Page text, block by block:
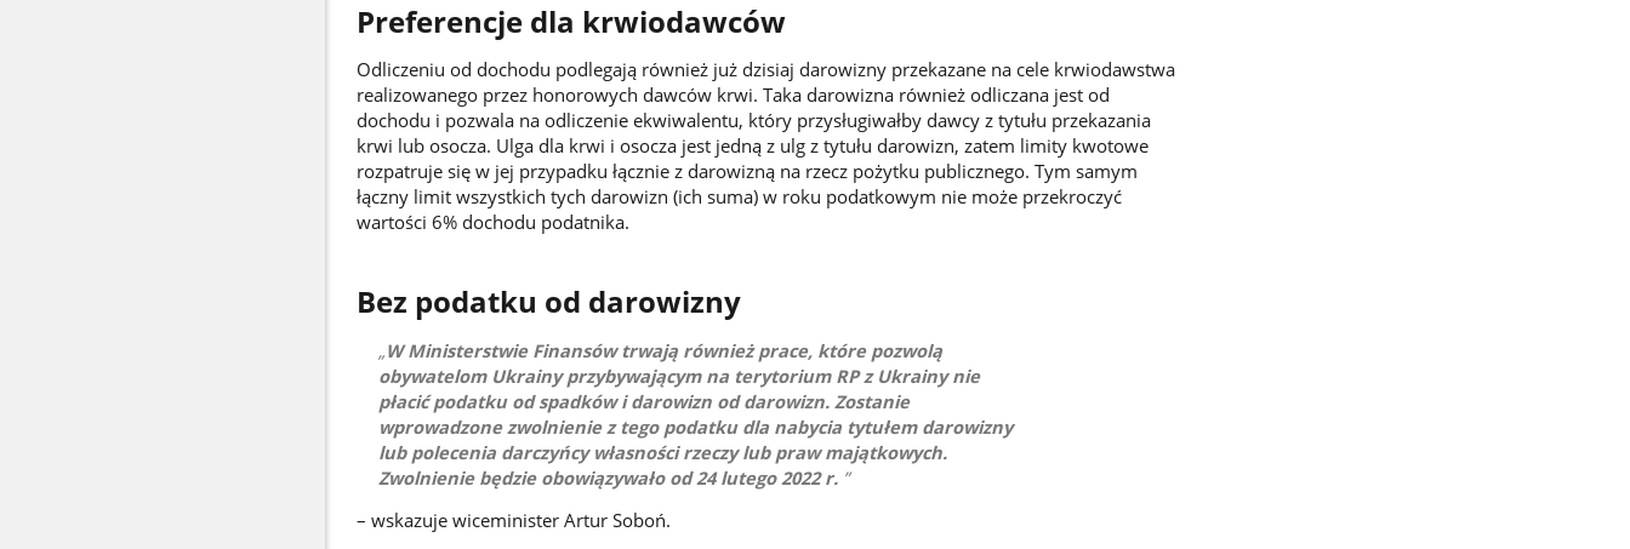
Preferencje dla krwiodawców
Odliczeniu od dochodu podlegają również już dzisiaj darowizny przekazane na cele krwiodawstwa
realizowanego przez honorowych dawców krwi. Taka darowizna również odliczana jest od
dochodu i pozwala na odliczenie ekwiwalentu, który przysługiwałby dawcy z tytułu przekazania
krwi lub osocza. Ulga dla krwi i osocza jest jedną z ulg z tytułu darowizn, zatem limity kwotowe
rozpatruje się w jej przypadku łącznie z darowizną na rzecz pożytku publicznego. Tym samym
łączny limit wszystkich tych darowizn (ich suma) w roku podatkowym nie może przekroczyć
wartości 6% dochodu podatnika.
Bez podatku od darowizny
W Ministerstwie Finansów trwają również prace, które pozwolą
obywatelom Ukrainy przybywającym na terytorium RP z Ukrainy nie
płacić podatku od spadków i darowizn od darowizn. Zostanie
wprowadzone zwolnienie z tego podatku dla nabycia tytułem darowizny
lub polecenia darczyńcy własności rzeczy lub praw majątkowych.
Zwolnienie będzie obowiązywało od 24 lutego 2022 r.
– wskazuje wiceminister Artur Soboń.